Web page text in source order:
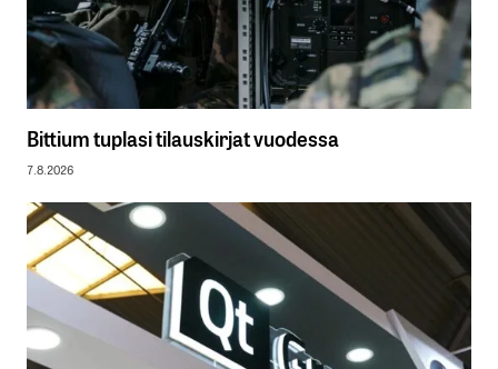
Bittium tuplasi tilauskirjat vuodessa
7.8.2026